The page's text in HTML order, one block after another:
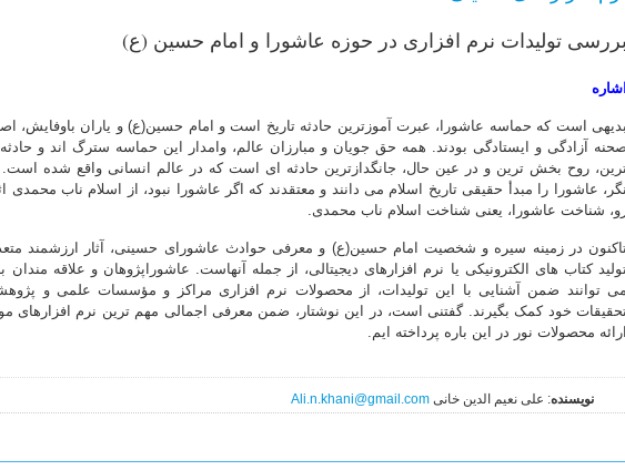
بررسی تولیدات نرم افزاری در حوزه عاشورا و امام حسین (ع)
اشاره
بدیهی است که حماسه عاشورا، عبرت آموزترین حادثه تاریخ است و امام حسین(ع) و یاران باوفایش،
صحنه آزادگی و ایستادگی بودند. همه حق جویان و مبارزان عالم، وامدار این حماسه سترگ اند و حادثه
روح بخش ترین و در عین حال، جانگدازترین حادثه ای است که در عالم انسانی واقع شده
نگر، عاشورا را مبدأ حقیقی تاریخ اسلام می دانند و معتقدند که اگر عاشورا نبود، از اسلام ناب محمدی
شناخت عاشورا، یعنی شناخت اسلام ناب محمدی.
در زمینه سیره و شخصیت امام حسین(ع) و معرفی حوادث عاشورای حسینی، آثار ارزشمند
کتاب های الکترونیکی یا نرم افزارهای دیجیتالی، از جمله آنهاست. عاشوراپژوهان و علاقه
می توانند ضمن آشنایی با این تولیدات، از محصولات نرم افزاری مراکز و مؤسسات علمی و
خود کمک بگیرند. گفتنی است، در این نوشتار، ضمن معرفی اجمالی مهم ترین نرم افزارهای
ارائه محصولات نور در این باره پرداخته ایم.
نویسنده: علی نعیم الدین خانی Ali.n.khani@gmail.com